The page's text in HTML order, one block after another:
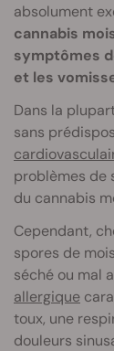
absolument
cannabis
symptômes
et les
Dans la
sans
problèmes de
du cannabis
Cependant,
spores de
séché ou mal
allergique
toux, une
douleurs